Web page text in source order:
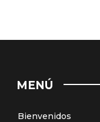
MENÚ
Bienvenidos